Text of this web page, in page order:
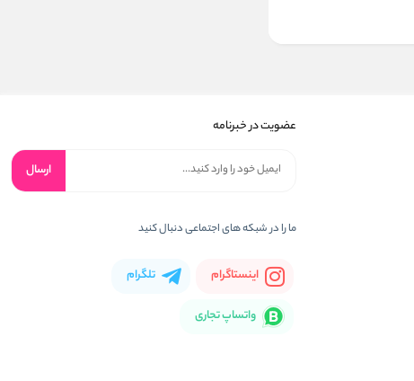
عضویت در خبرنامه
ارسال
ما را در شبکه های اجتماعی دنبال کنید
اینستاگرام تلگرام
واتساپ تجاری